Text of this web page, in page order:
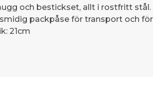
och bestickset, allt i rostfritt
packpåse för transport och
21cm